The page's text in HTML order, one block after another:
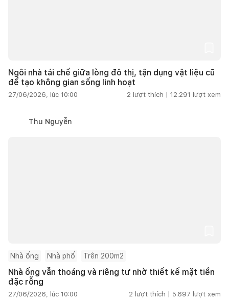
Ngôi nhà tái chế giữa lòng đô thị, tận dụng vật liệu cũ
để tạo không gian sống linh hoạt
27/06/2026, lúc 10:00 2 lượt thích | 12.291 lượt xem
Thu Nguyễn
Nhà ống Nhà phố Trên 200m2
Nhà ống vẫn thoáng và riêng tư nhờ thiết kế mặt tiền
đặc rỗng
27/06/2026, lúc 10:00 2 lượt thích | 5.697 lượt xem